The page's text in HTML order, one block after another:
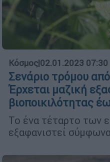
Κόσμος|02.01.2023 07:30
Σενάριο τρόμου
Έρχεται μαζική
βιοποικιλότητας
Το ένα τέταρτο των
εξαφανιστεί